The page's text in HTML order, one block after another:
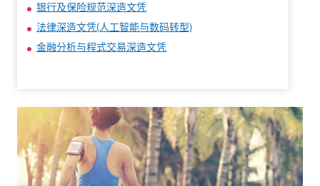
银行及保险规范深造文凭
法律深造文凭(人工智能与数码转型)
金融分析与程式交易深造文凭